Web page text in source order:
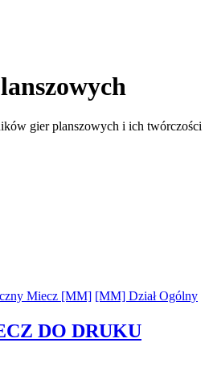
gier planszowych i ich twórczości
Miecz [MM] [MM] Dział Ogólny
DO DRUKU